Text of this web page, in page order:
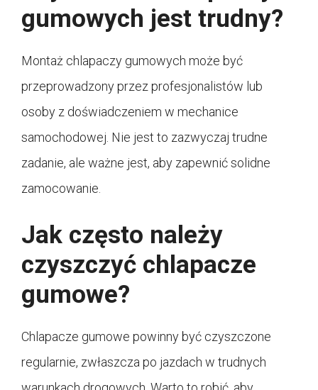
gumowych jest trudny?
Montaż chlapaczy gumowych może być
przeprowadzony przez profesjonalistów lub
osoby z doświadczeniem w mechanice
samochodowej. Nie jest to zazwyczaj trudne
zadanie, ale ważne jest, aby zapewnić solidne
zamocowanie.
Jak często należy
czyszczyć chlapacze
gumowe?
Chlapacze gumowe powinny być czyszczone
regularnie, zwłaszcza po jazdach w trudnych